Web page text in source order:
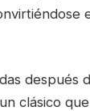
después
clásico